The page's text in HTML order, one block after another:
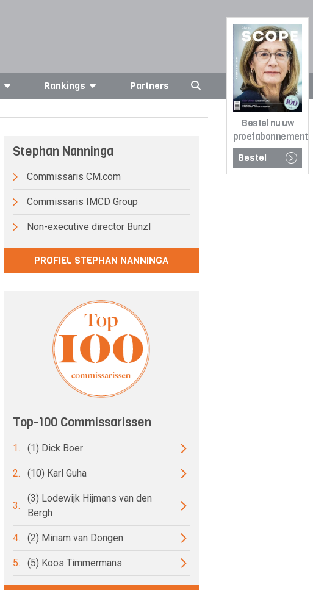
Bestel nu uw
proefabonnement
Bestel
Rankings Partners
Stephan Nanninga
Commissaris CM.com
Commissaris IMCD Group
Non-executive director Bunzl
PROFIEL STEPHAN NANNINGA
Top-100 Commissarissen
1. (1) Dick Boer
2. (10) Karl Guha
3.
(3) Lodewijk Hijmans van den
Bergh
4. (2) Miriam van Dongen
5. (5) Koos Timmermans